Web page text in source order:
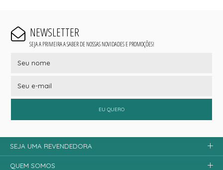
NEWSLETTER
SEJA A PRIMEIRA A SABER DE NOSSAS NOVIDADES E PROMOÇÕES!
EU QUERO
SEJA UMA REVENDEDORA
QUEM SOMOS